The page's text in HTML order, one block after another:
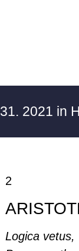
2021 in
2
Logica vetus,